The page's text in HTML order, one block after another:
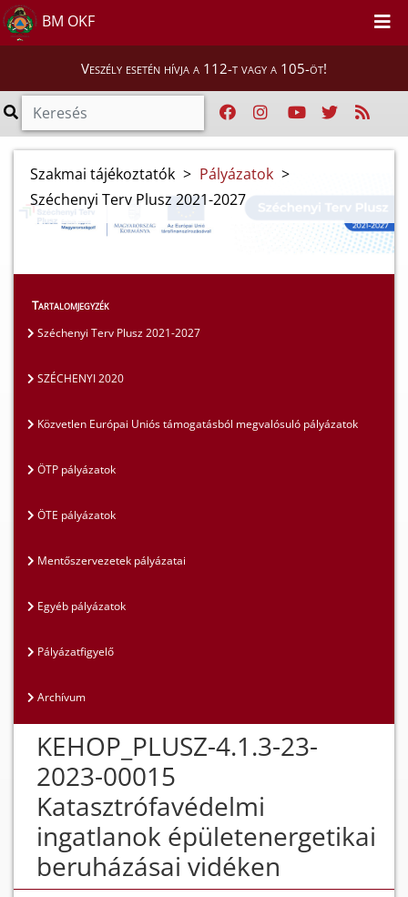
BM OKF
Veszély esetén hívja a 112-t vagy a 105-öt!
Szakmai tájékoztatók > Pályázatok >
Széchenyi Terv Plusz 2021-2027
Tartalomjegyzék
Széchenyi Terv Plusz 2021-2027
SZÉCHENYI 2020
Közvetlen Európai Uniós támogatásból megvalósuló pályázatok
ÖTP pályázatok
ÖTE pályázatok
Mentőszervezetek pályázatai
Egyéb pályázatok
Pályázatfigyelő
Archívum
KEHOP_PLUSZ-4.1.3-23-
2023-00015
Katasztrófavédelmi
ingatlanok épületenergetikai
beruházásai vidéken